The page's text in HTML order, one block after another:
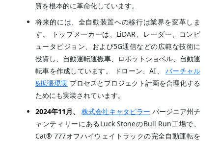
質を根本的に革命化しています。
将来的には、全自動装置への移行は業界を変革しま
す。 トップメーカーは、LiDAR、レーダー、コンピ
ュータビジョン、および5G通信などの広範な技術に
投資し、自動運転運搬車、ロボットショベル、自動運
転車を作成しています。 ドローン、AI、 バーチャル
&拡張現実 プロセスとプロジェクト計画を合理化する
ためにも実装されています。
2024年11月、 株式会社キャタピラー バージニア州チ
ャンティリーにあるLuck StoneのBull Run工場で、
Cat® 777オフハイウェイトラックの完全自動運転を